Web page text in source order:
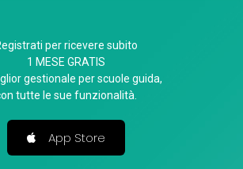
per ricevere subito
1 MESE GRATIS
gestionale per scuole guida,
tutte le sue funzionalità.
App Store